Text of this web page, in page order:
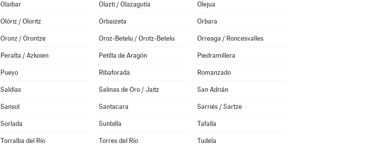
Olaibar Olazti / Olazagutía Olejua
Olóriz / Oloritz Orbaizeta Orbara
Oronz / Orontze Oroz-Betelu / Orotz-Betelu Orreaga / Roncesvalles
Peralta / Azkoien Petilla de Aragón Piedramillera
Pueyo Ribaforada Romanzado
Saldías Salinas de Oro / Jaitz San Adrián
Sansol Santacara Sarriés / Sartze
Sorlada Sunbilla Tafalla
Torralba del Río Torres del Río Tudela